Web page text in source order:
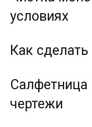
условиях
Как сделать
чертежи